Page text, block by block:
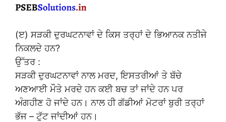
(ੲ) ਸੜਕੀ ਦੁਰਘਟਨਾਵਾਂ ਦੇ ਕਿਸ ਤਰ੍ਹਾਂ ਦੇ ਭਿਆਨਕ ਨਤੀਜੇ
ਨਿਕਲਦੇ ਹਨ?
ਉੱਤਰ :
ਸੜਕੀ ਦੁਰਘਟਨਾਵਾਂ ਨਾਲ ਮਰਦ, ਇਸਤਰੀਆਂ ਤੇ ਬੱਚੇ
ਅਣਆਈ ਮੌਤੇ ਮਰਦੇ ਹਨ ਕਈ ਬਚ ਤਾਂ ਜਾਂਦੇ ਹਨ ਪਰ
ਅੰਗਹੀਣ ਹੋ ਜਾਂਦੇ ਹਨ। ਨਾਲ ਹੀ ਗੱਡੀਆਂ ਮੋਟਰਾਂ ਬੁਰੀ ਤਰ੍ਹਾਂ
ਭੱਜ – ਟੁੱਟ ਜਾਂਦੀਆਂ ਹਨ।